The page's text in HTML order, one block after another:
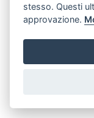
stesso. Questi
approvazione.